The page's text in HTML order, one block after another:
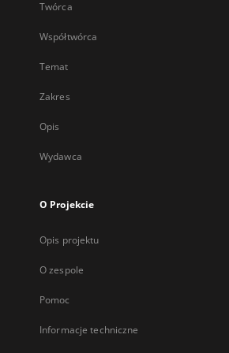
Twórca
Współtwórca
Temat
Zakres
Opis
Wydawca
O Projekcie
Opis projektu
O zespole
Pomoc
Informacje techniczne